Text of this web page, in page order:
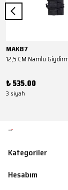
MAK87
12,5 CM Namlu
₺ 535.00
3 siyah
Kategoriler
Hesabım